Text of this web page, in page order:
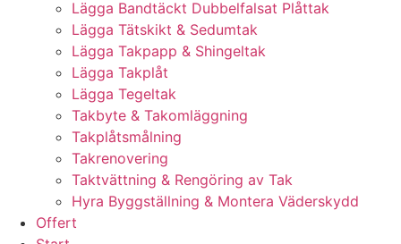
Lägga Bandtäckt Dubbelfalsat Plåttak
Lägga Tätskikt & Sedumtak
Lägga Takpapp & Shingeltak
Lägga Takplåt
Lägga Tegeltak
Takbyte & Takomläggning
Takplåtsmålning
Takrenovering
Taktvättning & Rengöring av Tak
Hyra Byggställning & Montera Väderskydd
Offert